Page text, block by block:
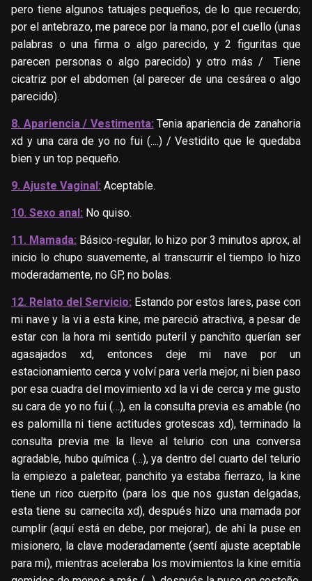
pero tiene algunos tatuajes pequeños, de lo que recuerdo;
por el antebrazo, me parece por la mano, por el cuello (unas
palabras o una firma o algo parecido, y 2 figuritas que
parecen personas o algo parecido) y otro más /
Tiene
cicatriz por el abdomen (al parecer de una cesárea o algo
parecido).
8. Apariencia / Vestimenta: Tenia apariencia de zanahoria
xd y una cara de yo no fui (....) / Vestidito que le quedaba
bien y un top pequeño.
9. Ajuste Vaginal: Aceptable.
10. Sexo anal: No quiso.
11. Mamada: Básico-regular, lo hizo por 3 minutos aprox, al
inicio lo chupo suavemente, al transcurrir el tiempo lo hizo
moderadamente, no GP, no bolas.
12. Relato del Servicio: Estando por estos lares, pase con
mi nave y la vi a esta kine, me pareció atractiva, a pesar de
estar con la hora mi sentido puteril y panchito querían ser
agasajados xd, entonces deje mi nave por un
estacionamiento cerca y volví para verla mejor, ni bien paso
por esa cuadra del movimiento xd la vi de cerca y me gusto
su cara de yo no fui (…), en la consulta previa es amable (no
es palomilla ni tiene actitudes grotescas xd), terminado la
consulta previa me la lleve al telurio con una conversa
agradable, huboquímica (…), ya dentro del cuarto del telurio
la empiezo a paletear, panchito ya estaba fierrazo, la kine
tiene un rico cuerpito (para los que nos gustan delgadas,
esta tiene su carnecita xd), después hizo una mamada por
cumplir (aquí está en debe, por mejorar), de ahí la puse en
misionero, la clave moderadamente (sentí ajuste aceptable
para mi), mientras aceleraba los movimientos la kine emitía